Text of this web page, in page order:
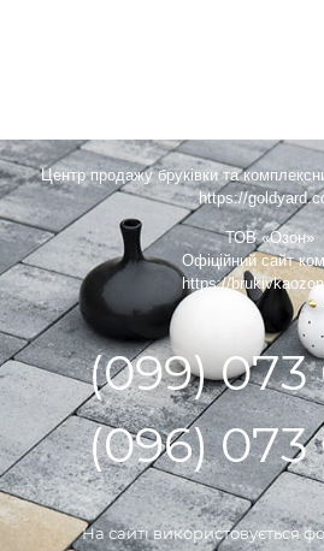
Центр продажу бруківки та
https://
ТОВ «Озон»
Офіційний сайт
https://
(099) 073
(096) 073
На сайті використовується